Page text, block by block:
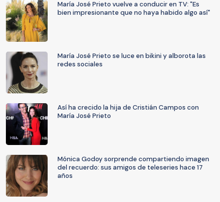
María José Prieto vuelve a conducir en TV: "Es
bien impresionante que no haya habido algo así"
María José Prieto se luce en bikini y alborota las
redes sociales
Así ha crecido la hija de Cristián Campos con
María José Prieto
Mónica Godoy sorprende compartiendo imagen
del recuerdo: sus amigos de teleseries hace 17
años